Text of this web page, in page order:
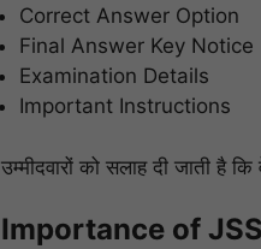
Correct Answer Option
Final Answer Key Notice
Examination Details
Important Instructions
उम्मीदवारों को सलाह दी जाती है
Importance of